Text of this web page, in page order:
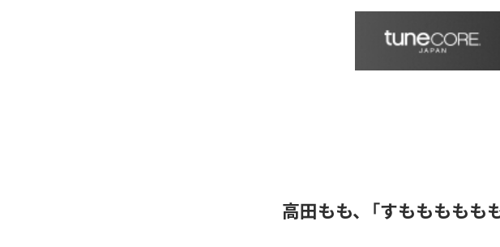
高田もも、「すももももも